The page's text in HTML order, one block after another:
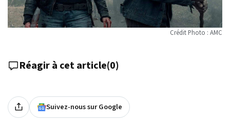
Crédit Photo : AMC
Réagir à cet article(0)
Suivez-nous sur Google